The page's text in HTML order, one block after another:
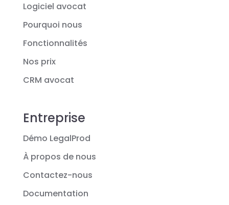
Logiciel avocat
Pourquoi nous
Fonctionnalités
Nos prix
CRM avocat
Entreprise
Démo LegalProd
À propos de nous
Contactez-nous
Documentation